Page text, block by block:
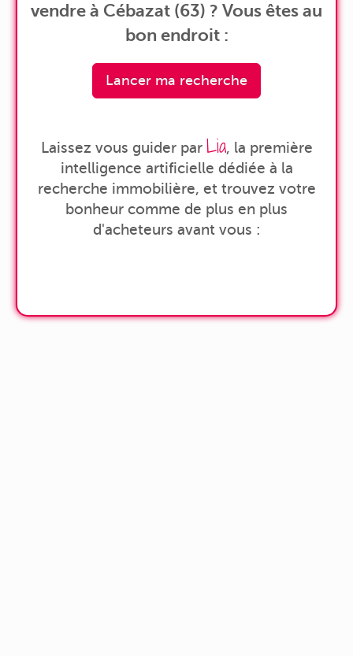
vendre à Cébazat (63) ? Vous êtes au
bon endroit :
Lancer ma recherche
Laissez vous guider par Lia, la première
intelligence artificielle dédiée à la
recherche immobilière, et trouvez votre
bonheur comme de plus en plus
d'acheteurs avant vous :